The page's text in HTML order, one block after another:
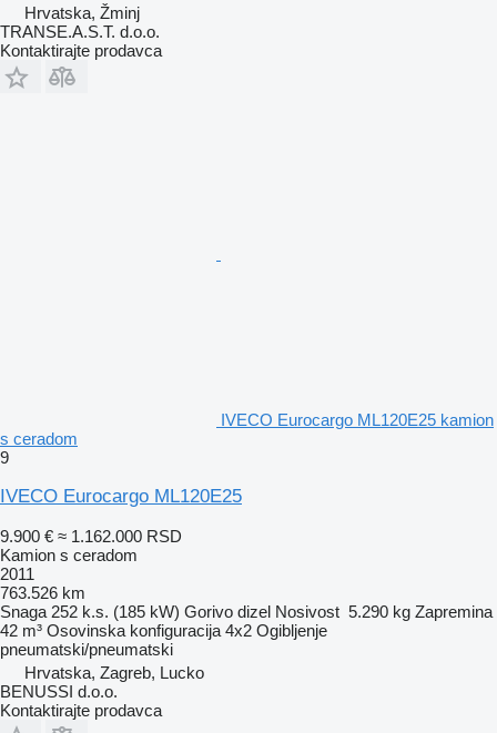
Hrvatska, Žminj
TRANSE.A.S.T. d.o.o.
Kontaktirajte prodavca
IVECO Eurocargo ML120E25 kamion
s ceradom
9
IVECO Eurocargo ML120E25
9.900 € ≈ 1.162.000 RSD
Kamion s ceradom
2011
763.526 km
Snaga 252 k.s. (185 kW) Gorivo dizel Nosivost 5.290 kg Zapremina
42 m³ Osovinska konfiguracija 4x2 Ogibljenje
pneumatski/pneumatski
Hrvatska, Zagreb, Lucko
BENUSSI d.o.o.
Kontaktirajte prodavca